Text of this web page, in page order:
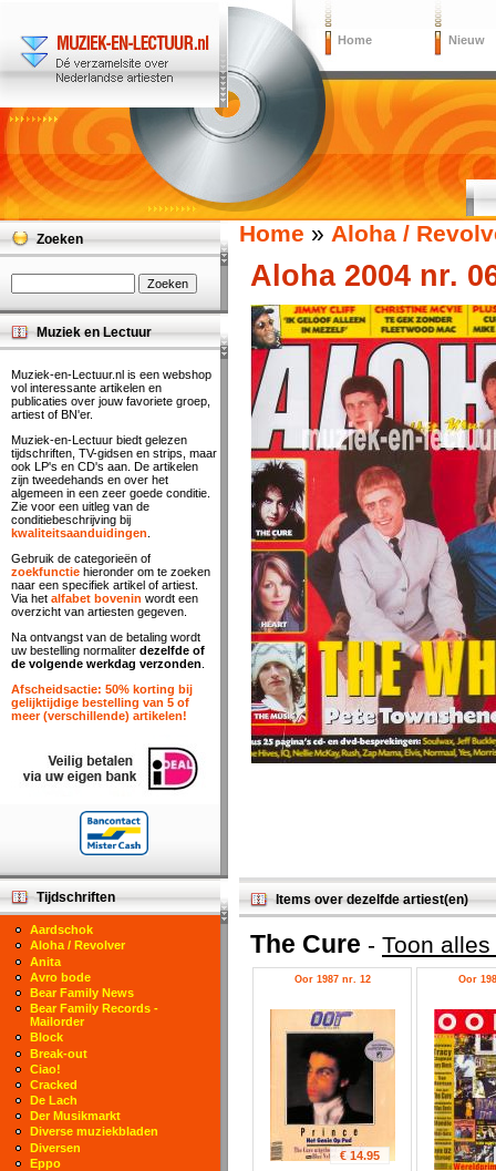
Home Nieuw
Home » Aloha /
Aloha 2004 nr.
Items over dezelfde artiest(en)
The Cure - Toon
Oor 1987 nr. 12
€ 14.95
Oor
Zoeken
Muziek en Lectuur
Muziek-en-Lectuur.nl is een webshop
vol interessante artikelen en
publicaties over jouw favoriete groep,
artiest of BN'er.
Muziek-en-Lectuur biedt gelezen
tijdschriften, TV-gidsen en strips, maar
ook LP's en CD's aan. De artikelen
zijn tweedehands en over het
algemeen in een zeer goede conditie.
Zie voor een uitleg van de
conditiebeschrijving bij
kwaliteitsaanduidingen
Gebruik de categorieën of
zoekfunctie hieronder om te zoeken
naar een specifiek artikel of artiest.
Via het alfabet bovenin wordt een
overzicht van artiesten gegeven.
Na ontvangst van de betaling wordt
uw bestelling normaliter dezelfde of
de volgende werkdag verzonden
Afscheidsactie: 50% korting bij
gelijktijdige bestelling van 5 of
meer (verschillende) artikelen!
Tijdschriften
Aardschok
Aloha / Revolver
Anita
Avro bode
Bear Family News
Bear Family Records -
Mailorder
Block
Break-out
Ciao!
Cracked
De Lach
Der Musikmarkt
Diverse muziekbladen
Diversen
Eppo